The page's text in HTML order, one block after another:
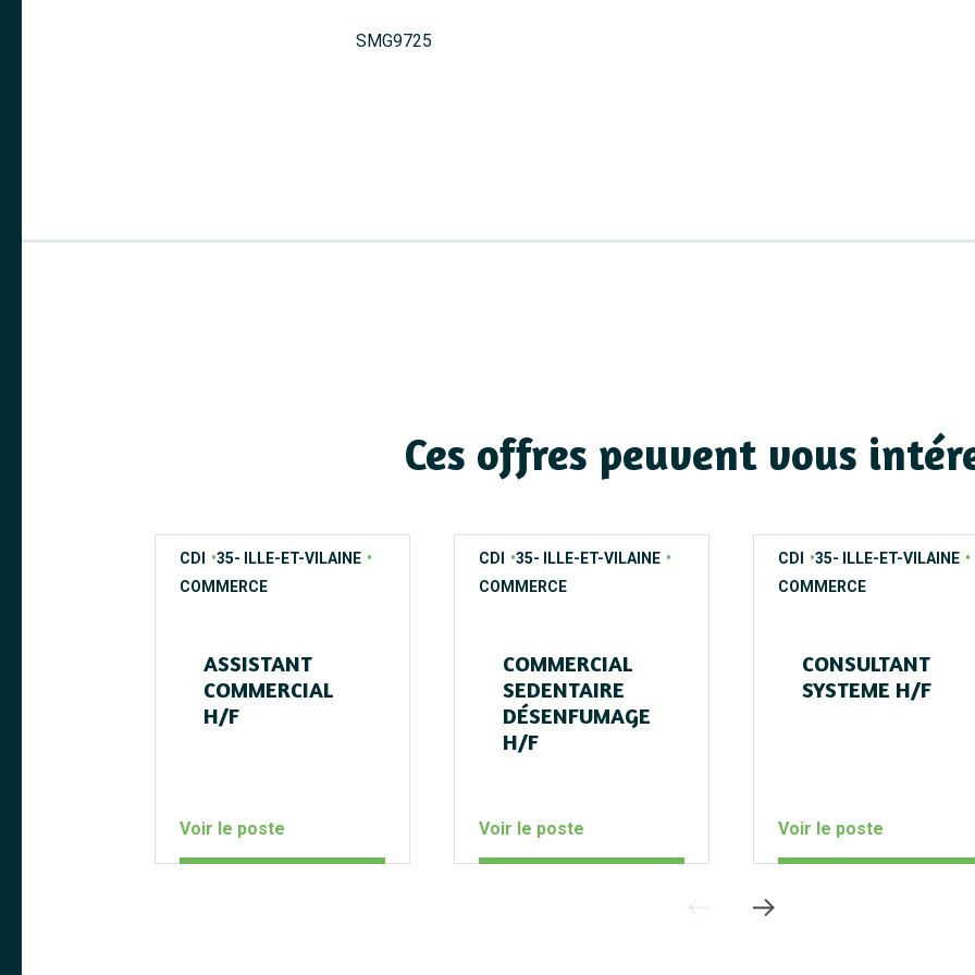
SMG9725
Ces offres peuvent vous
contrats
CDI
regions35- ILLE-ET-VILAINE
secteurs
COMMERCE
ASSISTANT
COMMERCIAL
H/F
Voir le poste
contrats
CDI
regions35- ILLE-ET-VILAINE
secteurs
COMMERCE
COMMERCIAL
SEDENTAIRE
DÉSENFUMAGE
H/F
Voir le poste
contrats
CDI
regions35- ILLE-ET-VILAINE
secteurs
COMMERCE
CONSULTANT
SYSTEME H/F
Voir le poste